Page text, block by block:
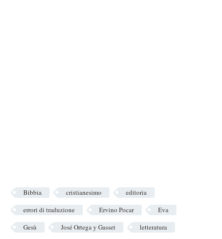
Bibbia cristianesimo
editoria
errori di traduzione
Ervino Pocar
Eva
Gesù
José Ortega y Gasset
letteratura